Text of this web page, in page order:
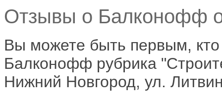
Отзывы о Балконофф
Вы можете быть первым,
Балконофф рубрика
Нижний Новгород, ул.